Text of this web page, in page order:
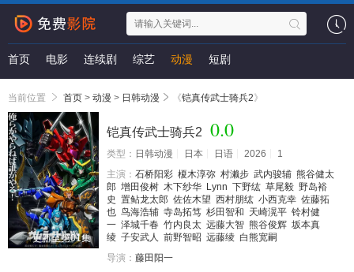
首页 电影 连续剧 综艺 动漫 短剧
当前位置 首页 > 动漫 > 日韩动漫 《铠真传武士骑兵2》
更新至第01集
铠真传武士骑兵2 0.0
类型： 日韩动漫 日本 日语 2026
1
主演： 石桥阳彩 榎木淳弥 村濑步 武内骏辅 熊谷健太
郎 增田俊树 木下纱华 Lynn 下野纮 草尾毅 野岛裕
史 置鲇龙太郎 佐佐木望 西村朋纮 小西克幸 佐藤拓
也 鸟海浩辅 寺岛拓笃 杉田智和 天崎滉平 铃村健
一 泽城千春 竹内良太 远藤大智 熊谷俊辉 坂本真
绫 子安武人 前野智昭 远藤绫 白熊宽嗣
导演： 藤田阳一